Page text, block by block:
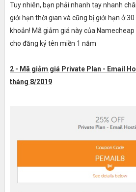
Tuy nhiên, bạn phải nhanh tay nhanh
giới hạn thời gian và cũng bị giới hạn ở
khoản! Mã giảm giá này của
cho đăng ký tên miền 1 năm
2 - Mã giảm giá Private Plan - Email
tháng 8/2019